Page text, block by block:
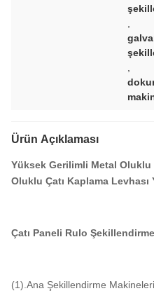
Ürün Açıklaması
Yüksek Gerilimli Metal
Oluklu Çatı Kaplama Levhası
Çatı Paneli Rulo
(1).Ana Şekillendirme